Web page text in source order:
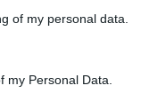
of my personal data.
my Personal Data.
ζητήσει την